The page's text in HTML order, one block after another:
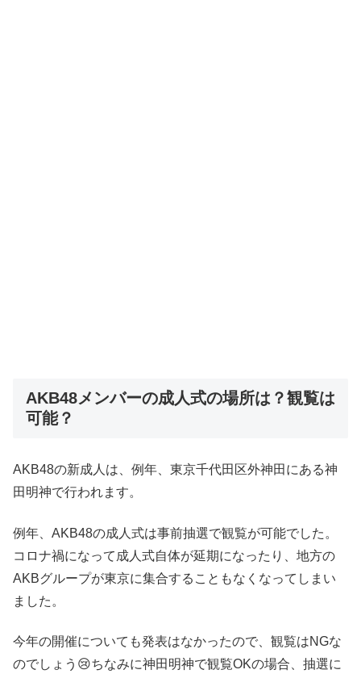
AKB48メンバーの成人式の場所は？観覧は
可能？
AKB48の新成人は、例年、東京千代田区外神田にある神
田明神で行われます。
例年、AKB48の成人式は事前抽選で観覧が可能でした。
コロナ禍になって成人式自体が延期になったり、地方の
AKBグループが東京に集合することもなくなってしまい
ました。
今年の開催についても発表はなかったので、観覧はNGな
のでしょう😢ちなみに神田明神で観覧OKの場合、抽選に